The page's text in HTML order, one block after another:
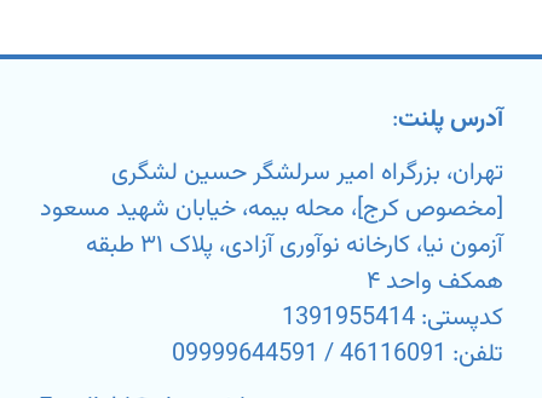
آدرس پلنت:
تهران، بزرگراه امیر سرلشگر حسین لشگری
[مخصوص کرج]، محله بیمه، خیابان شهید مسعود
آزمون نیا، کارخانه نوآوری آزادی، پلاک ۳۱ طبقه
همکف واحد ۴
کدپستی: 1391955414
تلفن: 46116091 / 09999644591